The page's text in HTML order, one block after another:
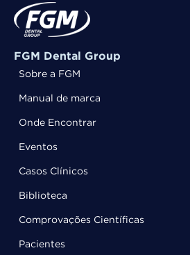
FGM Dental Group
Sobre a FGM
Manual de marca
Onde Encontrar
Eventos
Casos Clínicos
Biblioteca
Comprovações Científicas
Pacientes